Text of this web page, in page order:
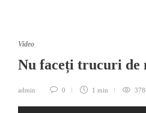
Video
Nu faceți trucuri de
admin 0 1 min